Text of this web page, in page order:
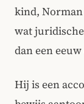
kind, Norman
wat
dan een
Hij is een